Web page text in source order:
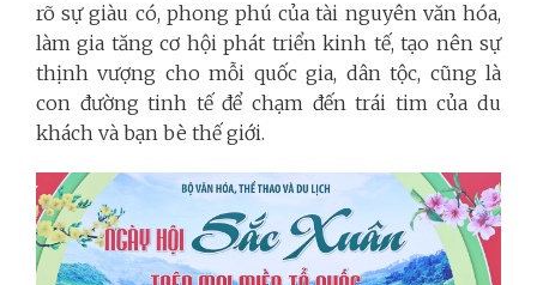
rõ sự giàu có, phong phú của tài nguyên văn hóa,
làm gia tăng cơ hội phát triển kinh tế, tạo nên sự
thịnh vượng cho mỗi quốc gia, dân tộc, cũng là
con đường tinh tế để chạm đến trái tim của du
khách và bạn bè thế giới.